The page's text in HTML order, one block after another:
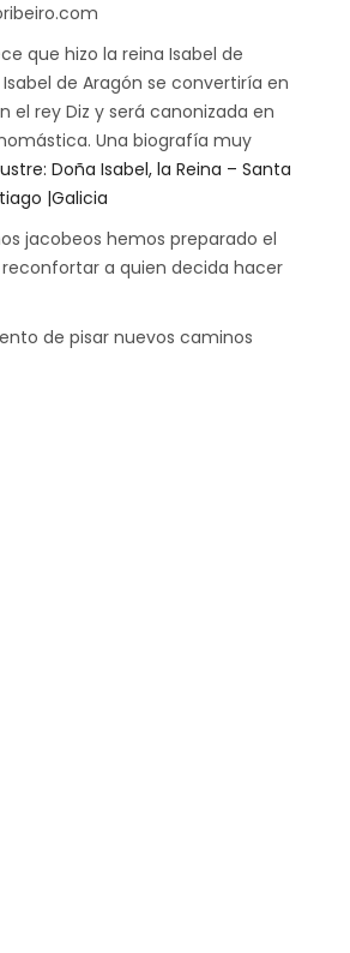
que hizo la reina Isabel de
de Aragón se convertiría en
el rey Diz y será canonizada en
Una biografía muy
Doña Isabel, la Reina – Santa
|Galicia
jacobeos hemos preparado el
reconfortar a quien decida hacer
de pisar nuevos caminos